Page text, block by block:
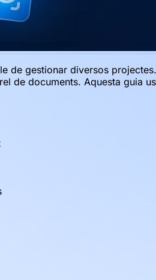
de gestionar diversos
de documents. Aquesta guia